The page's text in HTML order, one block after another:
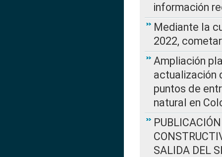
información
Mediante la
2022,
Ampliación
actualización
puntos de
natural en
SALIDA DEL